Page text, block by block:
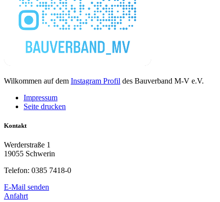
Wilkommen auf dem Instagram Profil des Bauverband M-V e.V.
Impressum
Seite drucken
Kontakt
Werderstraße 1
19055 Schwerin
Telefon: 0385 7418-0
E-Mail senden
Anfahrt